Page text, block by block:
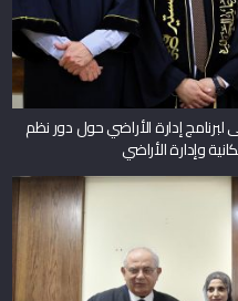
إدارة الأراضي حول دور نظم
وإدارة الأراضي